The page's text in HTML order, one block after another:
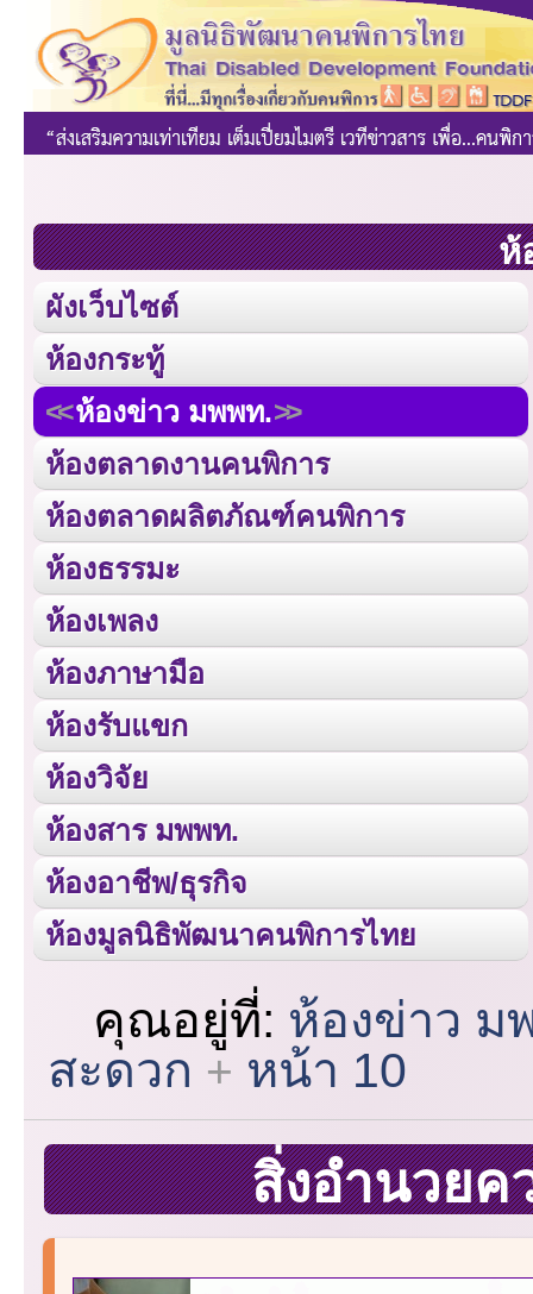
ห้
ผังเว็บไซต์
ห้องกระทู้
ห้องข่าว มพพท.
ห้องตลาดงานคนพิการ
ห้องตลาดผลิตภัณฑ์คนพิการ
ห้องธรรมะ
ห้องเพลง
ห้องภาษามือ
ห้องรับแขก
ห้องวิจัย
ห้องสาร มพพท.
ห้องอาชีพ/ธุรกิจ
ห้องมูลนิธิพัฒนาคนพิการไทย
คุณอยู่ที่: ห้องข่าว
สะดวก
หน้า 10
สิ่งอำนวย